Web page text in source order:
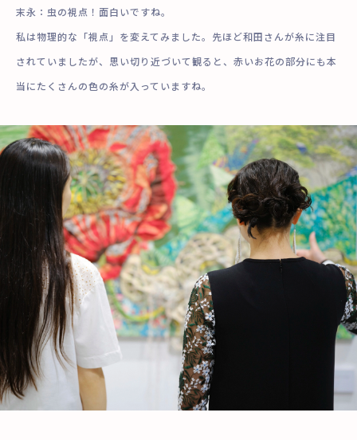
末永：虫の視点！面白いですね。
私は物理的な「視点」を変えてみました。先ほど和田さんが糸に注目
されていましたが、思い切り近づいて観ると、赤いお花の部分にも本
当にたくさんの色の糸が入っていますね。